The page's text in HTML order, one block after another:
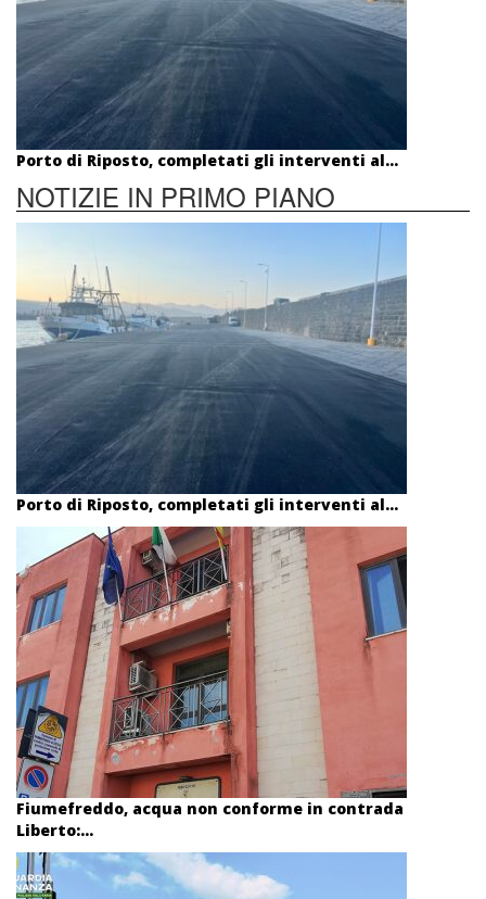
Porto di Riposto, completati gli interventi al...
NOTIZIE IN PRIMO PIANO
Porto di Riposto, completati gli interventi al...
Fiumefreddo, acqua non conforme in contrada
Liberto:...